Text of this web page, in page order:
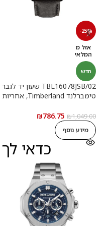
-25%
אזל מ
המלאי
חדש
TBL16078JSB/02 שעון יד לגבר
טימברלנד Timberland, אחריות
₪1,049.00
₪786.75
מידע נוסף
כדאי